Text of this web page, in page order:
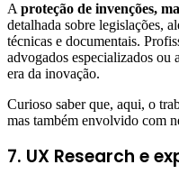
A proteção de invenções,
detalhada sobre legislações,
técnicas e documentais.
advogados especializados ou
era da inovação.
Curioso saber que, aqui, o
mas também envolvido com
7. UX Research e